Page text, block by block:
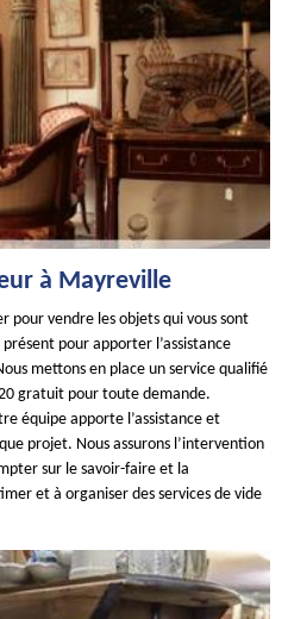
à Mayreville
pour vendre les objets qui vous sont
pour apporter l’assistance
mettons en place un service qualifié
gratuit pour toute demande.
équipe apporte l’assistance et
projet. Nous assurons l’intervention
sur le savoir-faire et la
et à organiser des services de vide